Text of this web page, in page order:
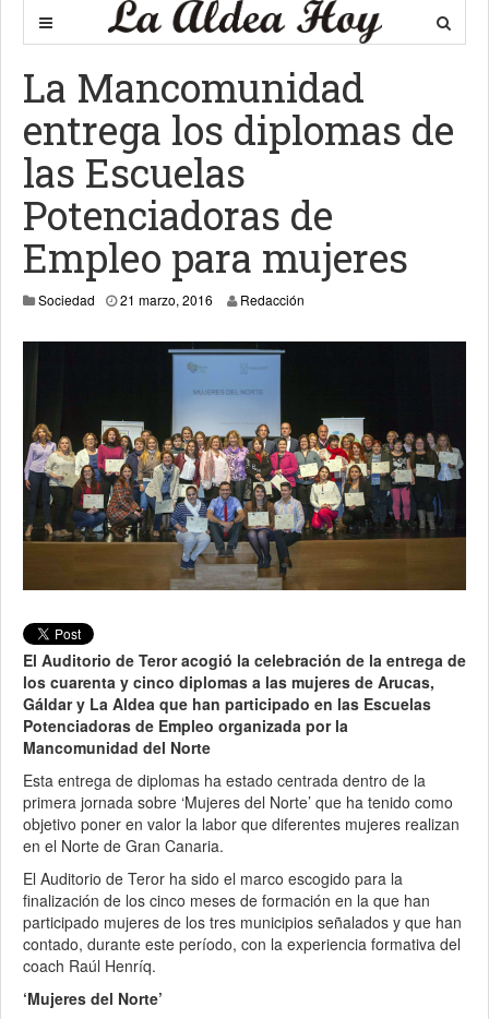
La Mancomunidad
entrega los diplomas de
las Escuelas
Potenciadoras de
Empleo para mujeres
Sociedad 21 marzo, 2016 21 marzo, 2016
Redacción
El Auditorio de Teror acogió la celebración de la entrega de
los cuarenta y cinco diplomas a las mujeres de Arucas,
Gáldar y La Aldea que han participado en las Escuelas
Potenciadoras de Empleo organizada por la
Mancomunidad del Norte
Esta entrega de diplomas ha estado centrada dentro de la
primera jornada sobre ‘Mujeres del Norte’ que ha tenido como
objetivo poner en valor la labor que diferentes mujeres realizan
en el Norte de Gran Canaria.
El Auditorio de Teror ha sido el marco escogido para la
finalización de los cinco meses de formación en la que han
participado mujeres de los tres municipios señalados y que han
contado, durante este período, con la experiencia formativa del
coach Raúl Henríq.
‘Mujeres del Norte’